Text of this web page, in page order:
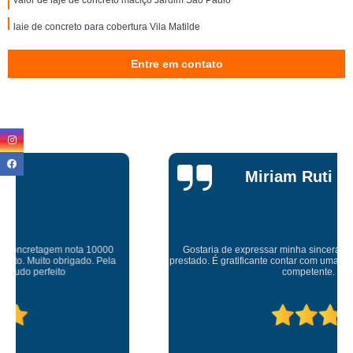
laje de concreto para cobertura Vila Matilde
valor de laje de concreto Vila Esperança
valor de laje de concreto pronto Parada Inglesa
orçamento de laje de concreto treliçada Santa Isabel
lajes de concreto armado Itaquaquecetuba
laje de concreto armado Parada Inglesa
Entre em contato
Miriam Ruti
Gostaria de expressar minha sincera gratidão pelo excelente serviço
prestado. É gratificante contar com uma empresa comprometida e pessoas